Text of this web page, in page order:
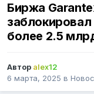
Биржа
более 2.5
Автор alex12
6 марта, 2025 в